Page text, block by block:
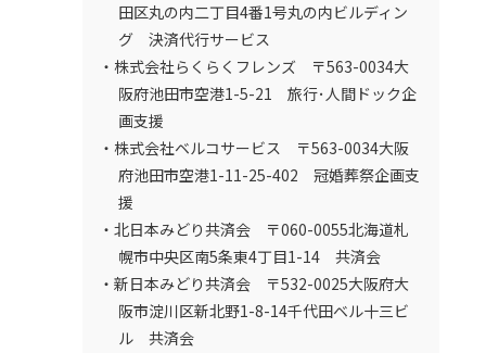
田区丸の内二丁目4番1号丸の内ビルディン
グ 決済代行サービス
・株式会社らくらくフレンズ 〒563-0034大
阪府池田市空港1-5-21 旅行･人間ドック企
画支援
・株式会社ベルコサービス 〒563-0034大阪
府池田市空港1-11-25-402 冠婚葬祭企画支
援
・北日本みどり共済会 〒060-0055北海道札
幌市中央区南5条東4丁目1-14 共済会
・新日本みどり共済会 〒532-0025大阪府大
阪市淀川区新北野1-8-14千代田ベル十三ビ
ル 共済会